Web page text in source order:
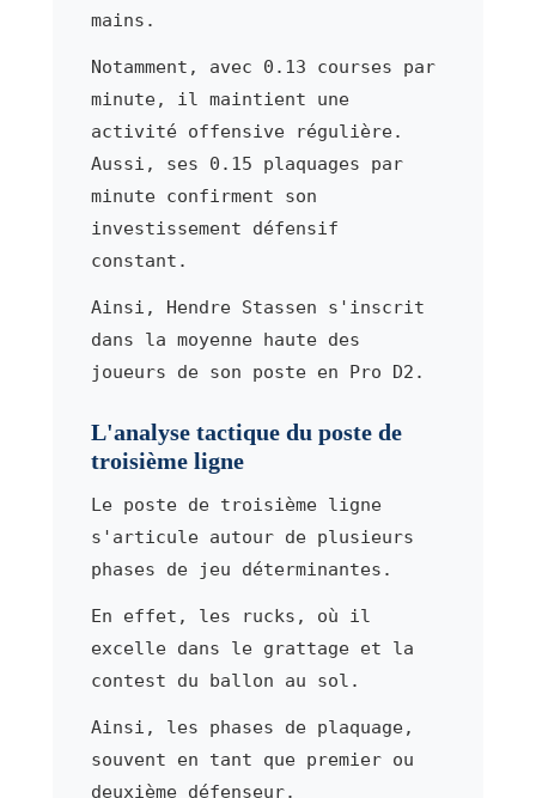
mains.
Notamment, avec 0.13 courses par
minute, il maintient une
activité offensive régulière.
Aussi, ses 0.15 plaquages par
minute confirment son
investissement défensif
constant.
Ainsi, Hendre Stassen s'inscrit
dans la moyenne haute des
joueurs de son poste en Pro D2.
L'analyse tactique du poste de
troisième ligne
Le poste de troisième ligne
s'articule autour de plusieurs
phases de jeu déterminantes.
En effet, les rucks, où il
excelle dans le grattage et la
contest du ballon au sol.
Ainsi, les phases de plaquage,
souvent en tant que premier ou
deuxième défenseur.